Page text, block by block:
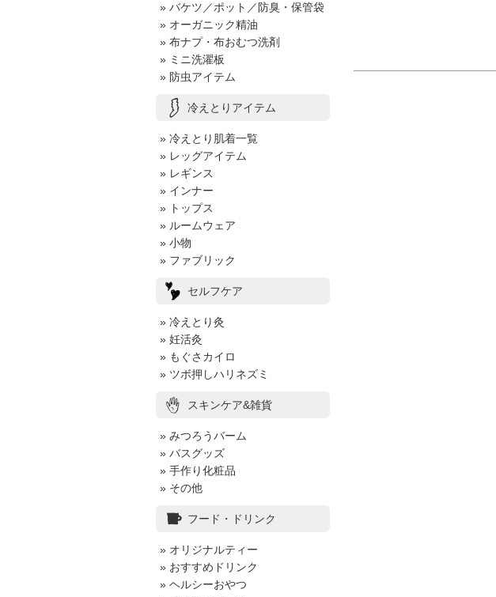
» バケツ／ポット／防臭・保管袋
» オーガニック精油
» 布ナプ・布おむつ洗剤
» ミニ洗濯板
» 防虫アイテム
冷えとりアイテム
» 冷えとり肌着一覧
» レッグアイテム
» レギンス
» インナー
» トップス
» ルームウェア
» 小物
» ファブリック
セルフケア
» 冷えとり灸
» 妊活灸
» もぐさカイロ
» ツボ押しハリネズミ
スキンケア&雑貨
» みつろうバーム
» バスグッズ
» 手作り化粧品
» その他
フード・ドリンク
» オリジナルティー
» おすすめドリンク
» ヘルシーおやつ